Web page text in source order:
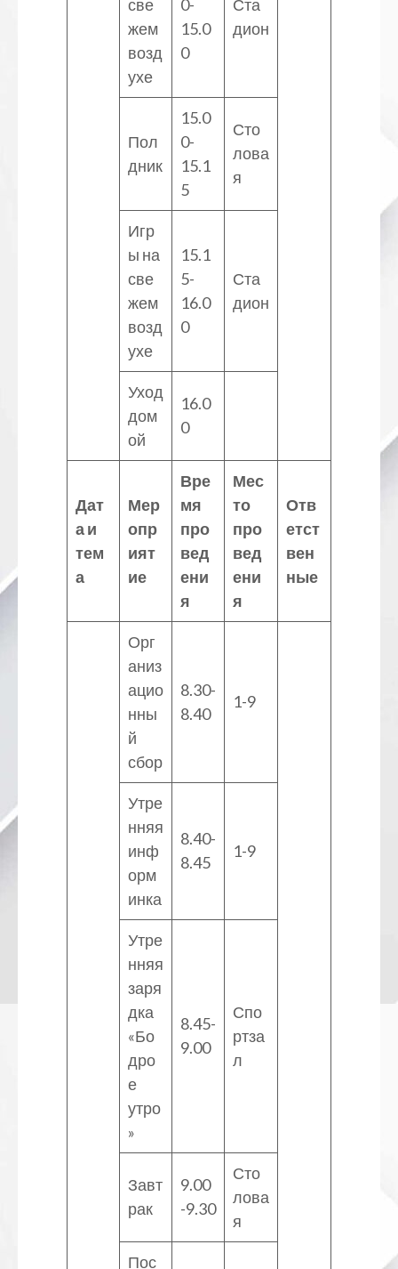
све
жем
возд
ухе
0-
15.0
0
Ста
дион
Пол
дник
15.0
0-
15.1
5
Сто
лова
я
Игр
ы на
све
жем
возд
ухе
15.1
5-
16.0
0
Ста
дион
Уход
дом
ой
16.0
0
Дат
а и
тем
а
Мер
опр
ият
ие
Вре
мя
про
вед
ени
я
Мес
то
про
вед
ени
я
Отв
етст
вен
ные
Орг
аниз
ацио
нны
й
сбор
8.30-
8.40
1-9
Утре
нняя
инф
орм
инка
8.40-
8.45
1-9
Утре
нняя
заря
дка
«Бо
дро
е
утро
»
8.45-
9.00
Спо
ртза
л
Завт
рак
9.00
-9.30
Сто
лова
я
Пос